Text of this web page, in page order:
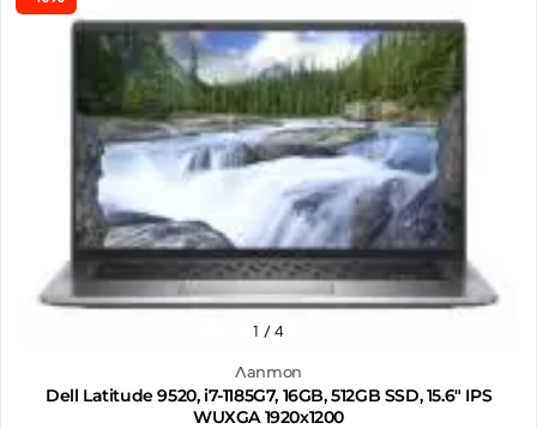
Лаптоп
Dell Latitude 9520, i7-1185G7, 16GB, 512GB SSD, 15.6" IPS
WUXGA 1920x1200
1 / 4